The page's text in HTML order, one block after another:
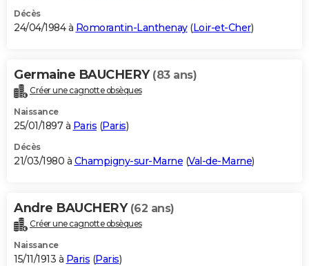
Décès
24/04/1984 à Romorantin-Lanthenay(Loir-et-Cher)
Germaine BAUCHERY (83 ans)
Créer une cagnotte obsèques
Naissance
25/01/1897 à Paris (Paris)
Décès
21/03/1980 à Champigny-sur-Marne (Val-de-Marne)
Andre BAUCHERY (62 ans)
Créer une cagnotte obsèques
Naissance
15/11/1913 à Paris (Paris)